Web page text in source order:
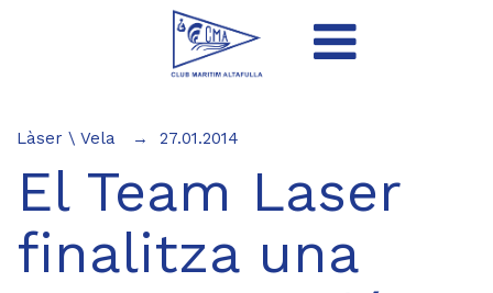
Làser \ Vela 27.01.2014
El Team Laser
finalitza una